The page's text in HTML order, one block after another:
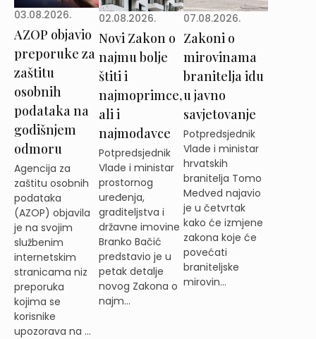
03.08.2026.
AZOP objavio
preporuke za
zaštitu
osobnih
podataka na
godišnjem
odmoru
Agencija za
zaštitu osobnih
podataka
(AZOP) objavila
je na svojim
službenim
internetskim
stranicama niz
preporuka
kojima se
korisnike
upozorava na ...
02.08.2026.
Novi Zakon o
najmu bolje
štiti i
najmoprimce,
ali i
najmodavce
Potpredsjednik
Vlade i ministar
prostornog
uređenja,
graditeljstva i
državne imovine
Branko Bačić
predstavio je u
petak detalje
novog Zakona o
najm...
07.08.2026.
Zakoni o
mirovinama
branitelja idu
u javno
savjetovanje
Potpredsjednik
Vlade i ministar
hrvatskih
branitelja Tomo
Medved najavio
je u četvrtak
kako će izmjene
zakona koje će
povećati
braniteljske
mirovin...